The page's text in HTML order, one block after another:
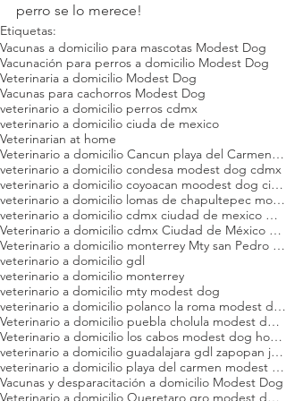
perro se lo merece!
Etiquetas:
Vacunas a domicilio para mascotas Modest Dog
Vacunación para perros a domicilio Modest Dog
Veterinaria a domicilio Modest Dog
Vacunas para cachorros Modest Dog
veterinario a domicilio perros cdmx
veterinario a domicilio ciuda de mexico
Veterinarian at home
Veterinario a domicilio Cancun playa del Carmen modest dog hospital veterinario
veterinario a domicilio condesa modest dog cdmx
veterinario a domicilio coyoacan moodest dog ciudad de mexico cdmx veterinaria
veterinario a domicilio lomas de chapultepec modest dog ciudad de mexico cdmx consulta veterinaria
veterinario a domicilio cdmx ciudad de mexico modest dog
Veterinario a domicilio cdmx Ciudad de México modest dog hospital veterinario
Veterinario a domicilio monterrey Mty san Pedro garza Garcia modest dog hospital veterinario
veterinario a domicilio gdl
veterinario a domicilio monterrey
veterinario a domicilio mty modest dog
veterinario a domicilio polanco la roma modest dog
Veterinario a domicilio puebla cholula modest dog hospital veterinario
Veterinario a domicilio los cabos modest dog hospital veterinario
veterinario a domicilio guadalajara gdl zapopan jalisco modest dog
veterinario a domicilio playa del carmen modest dog
Vacunas y desparacitación a domicilio Modest Dog